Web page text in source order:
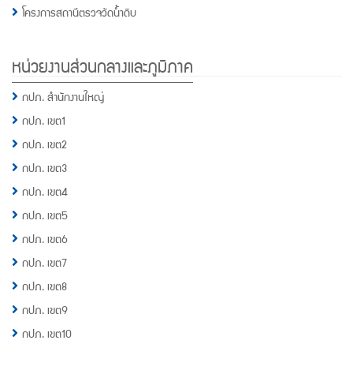
โครงการสถานีตรวจวัดน้ำดิบ
หน่วยงานส่วนกลางและภูมิภาค
กปภ. สำนักงานใหญ่
กปภ. เขต1
กปภ. เขต2
กปภ. เขต3
กปภ. เขต4
กปภ. เขต5
กปภ. เขต6
กปภ. เขต7
กปภ. เขต8
กปภ. เขต9
กปภ. เขต10